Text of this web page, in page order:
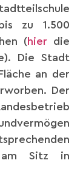
zu 1.500
(hier die
Die Stadt
an der
Der
am Sitz in